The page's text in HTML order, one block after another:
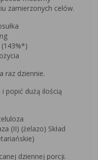
zamierzonych celów.
raz dziennie.
i popić dużą ilością
(II) (żelazo) Skład
dziennej porcji.